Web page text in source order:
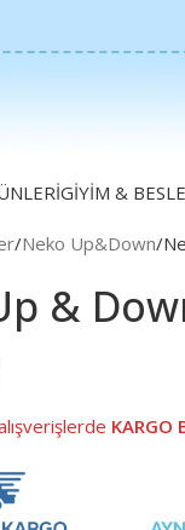
GIYIM &
Neko Up&Down
&
KARGO